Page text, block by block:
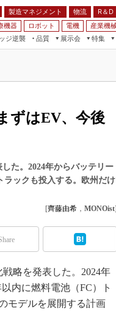
製造マネジメント 物流 R＆D
機器 ロボット 電機 産業機
ジ逆襲 品質
展示会
特集
サービス
技術
デリング
ビリティ
ずはEV、今後
た。2024年からバッテリー
ラックも投入する。欧州だけ
[齊藤由希 ， MONOist]
略を発表した。2024年
内に燃料電池（FC）ト
モデルを展開する計画